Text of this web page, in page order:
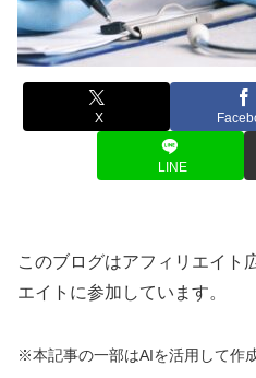
X
LINE
このブログはアフィリエイト
エイトに参加しています。
※本記事の一部はAIを活用して作